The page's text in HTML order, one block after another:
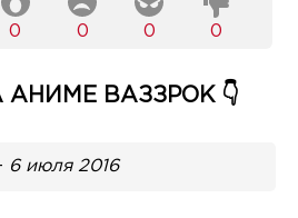
0 0 0 0
ВАЗЗРОК 👇
6 июля 2016